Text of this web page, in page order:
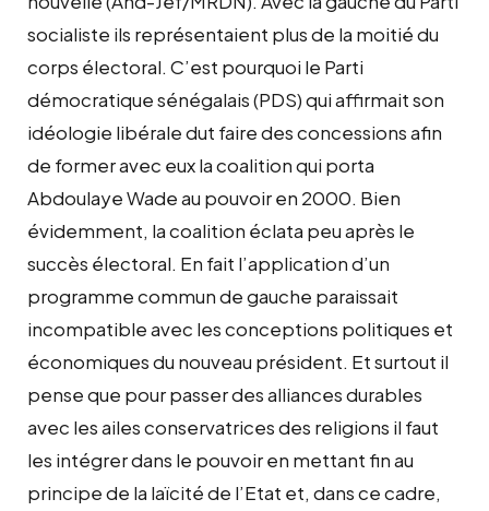
socialiste ils représentaient plus de la moitié du
corps électoral. C’est pourquoi le Parti
démocratique sénégalais (PDS) qui affirmait son
idéologie libérale dut faire des concessions afin
de former avec eux la coalition qui porta
Abdoulaye Wade au pouvoir en 2000. Bien
évidemment, la coalition éclata peu après le
succès électoral. En fait l’application d’un
programme commun de gauche paraissait
incompatible avec les conceptions politiques et
économiques du nouveau président. Et surtout il
pense que pour passer des alliances durables
avec les ailes conservatrices des religions il faut
les intégrer dans le pouvoir en mettant fin au
principe de la laïcité de l’Etat et, dans ce cadre,